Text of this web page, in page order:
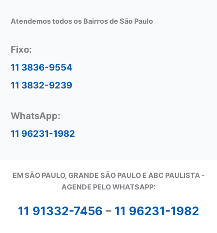
Atendemos todos os Bairros de São Paulo
Fixo:
11 3836-9554
11 3832-9239
WhatsApp:
11 96231-1982
EM SÃO PAULO, GRANDE SÃO PAULO E ABC PAULISTA -
AGENDE PELO WHATSAPP:
11 91332-7456 – 11 96231-1982